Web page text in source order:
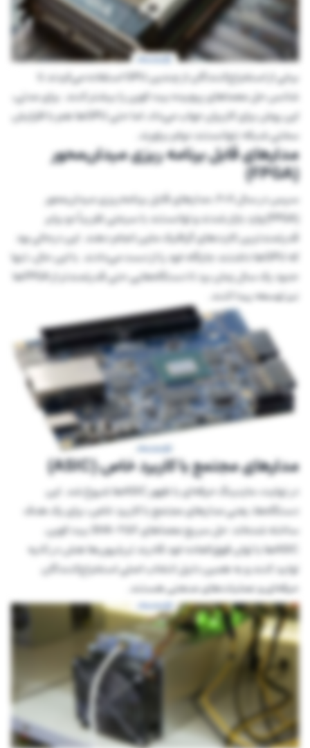
برخی از استخراج‌کنندگان از چندین GPU استفاده می‌کردند تا
شانس حل معماهای پیچیده بیت کوین را بیشتر کنند. برای مدتی،
این روش برای کاربران جواب می‌داد، اما حتی GPUها هم با افزایش
سختی شبکه نتوانستند دوام بیاورند.
مدارهای قابل برنامه ریزی میدان‌محور
(FPGA)
سپس در سال ۲۰۱۱، مدارهای قابل برنامه‌ریزی میدان‌محور
(FPGA) وارد بازار شدند و توانستند با سرعتی تقریباً دو برابر
قدرتمندترین کارت‌های گرافیک ماین انجام دهند. این درحالی بود
که GPUها داشتند جایگاه خود را از دست می‌دادند. با این حال، تنها
حدود یک سال زمان برد تا دستگاه‌هایی حتی قدرتمندتر از FPGAها
نیز توسعه پیدا کنند.
مدارهای مجتمع با کاربرد خاص (ASIC)
در نهایت، ماینینگ حرفه‌ای با ظهور ASICها شروع شد. این
دستگاه‌ها، یعنی مدارهای مجتمع با کاربرد خاص، برای یک هدف
ساخته شده‌اند: حل سریع معماهای SHA-256 بیت کوین.
ASICها با توان فوق‌العاده خود قادرند تریلیون‌ها هش در ثانیه
تولید کنند و به همین دلیل انتخاب اصلی استخراج‌کنندگان
حرفه‌ای و عملیات‌های صنعتی هستند.